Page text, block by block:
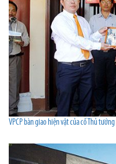
VPCP bàn giao hiện vật của cố Thủ